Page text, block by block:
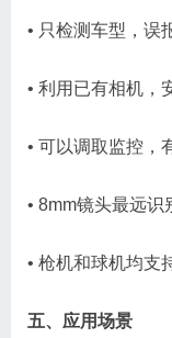
• 只检测车型，误
• 利用已有相机，
• 可以调取监控，
• 8mm镜头最远识
• 枪机和球机均支
五、应用场景